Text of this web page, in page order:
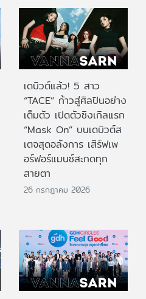
เดบิวต์แล้ว! 5 สาว
“TACE” ก้าวสู่ศิลปินอย่าง
เต็มตัว เปิดตัวซิงเกิลแรก
“Mask On” บนเดบิวต์ส
เตจสุดอลังการ เสิร์ฟเพ
อร์ฟอร์แมนซ์สะกดทุก
สายตา
26 กรกฎาคม 2026